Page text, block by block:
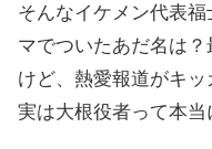
そんなイケメン代表
マでついたあだ名は
けど、熱愛報道がキ
実は大根役者って本当